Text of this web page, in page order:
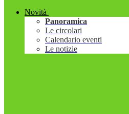
Novità
Panoramica
Le circolari
Calendario eventi
Le notizie